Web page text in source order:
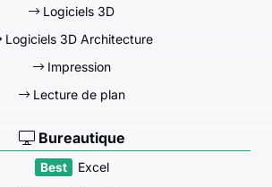
Logiciels 3D
Logiciels 3D Architecture
Impression
Lecture de plan
Bureautique
Excel